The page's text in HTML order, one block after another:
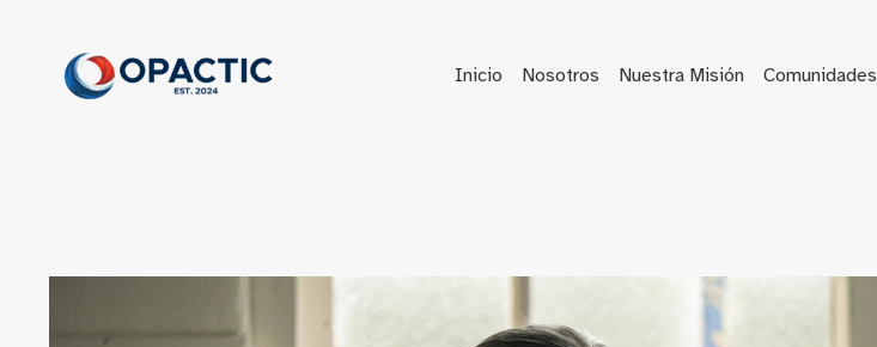
contenido
Inicio Nosotros Nuestra Misión Comunidades